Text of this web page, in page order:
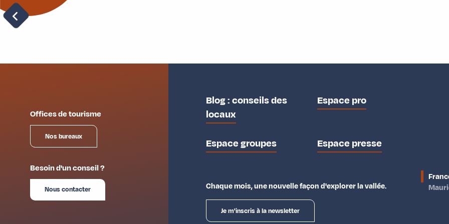
Restaurants
Offices de tourisme
Nos bureaux
Besoin d'un conseil ?
Nous contacter
Blog : conseils des
locaux
Espace pro
Espace groupes Espace presse
Chaque mois, une nouvelle façon d'explorer la vallée.
Je m'inscris à la newsletter